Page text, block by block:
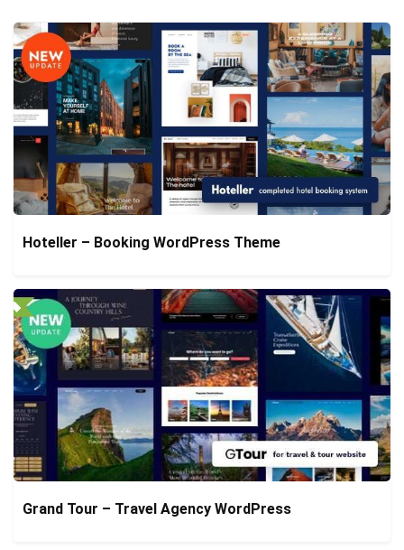
Hoteller – Booking WordPress Theme
Grand Tour – Travel Agency WordPress